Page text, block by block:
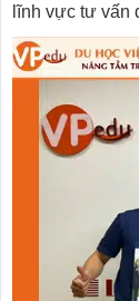
lĩnh vực tư vấn